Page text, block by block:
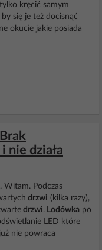
kręcić samym
się je też docisnąć
okucie jakie posiada
nie działa
Witam. Podczas
drzwi (kilka razy),
drzwi. Lodówka po
LED które
nie powraca